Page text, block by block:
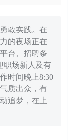
敢实践。在
的夜场正在
台。招聘条
职场新人及有
时间晚上8:30
质出众，有
追梦，在上